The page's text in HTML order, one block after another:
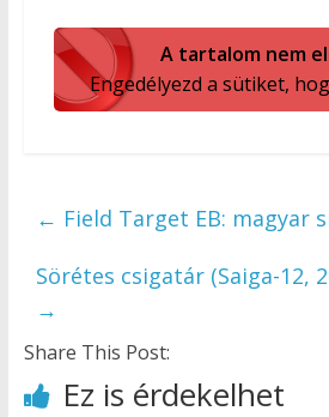
A tartalom nem
Engedélyezd a sütiket,
← Field Target EB: magyar
Sörétes csigatár (Saiga-12,
→
Share This Post:
Ez is érdekelhet